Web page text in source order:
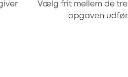
Vælg frit mellem de
opgaven